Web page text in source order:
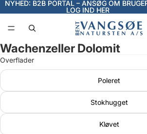
NYHED: B2B PORTAL – ANSØG OM
LOG IND HER
NYHED: B2B PORTAL – ANSØG OM
LOG IND HER
Åbn
billede
skærm
Wachenzeller Dolomit
Overflader
Poleret
Stokhugget
Kløvet